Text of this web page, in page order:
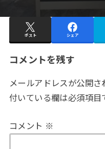
ポスト シェア
コメントを残す
メールアドレスが公開さ
付いている欄は必須項目
コメント ※